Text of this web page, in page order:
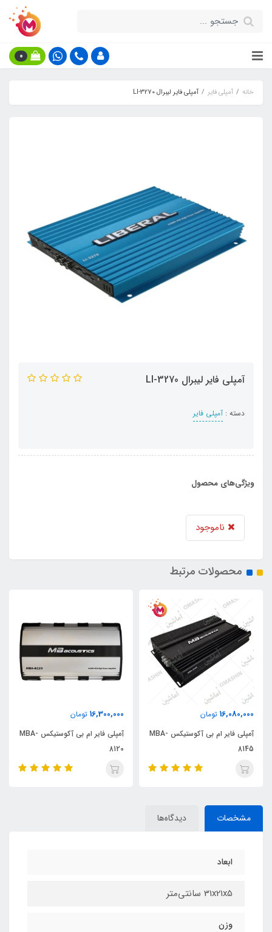
0
خانه آمپلی فایر آمپلی فایر لیبرال LI-3270
آمپلی فایر لیبرال LI-3270
دسته : آمپلی فایر
ویژگی‌های محصول
ناموجود
محصولات مرتبط
16,080,000 تومان
آمپلی فایر ام بی آکوستیکس MBA-
8145
16,300,000 تومان
آمپلی فایر ام بی آکوستیکس MBA-
8120
مشخصات دیدگاه‌ها
ابعاد
31x21x5 سانتی‌متر
وزن